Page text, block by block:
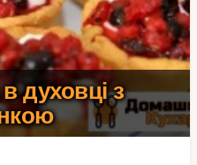
духовці з